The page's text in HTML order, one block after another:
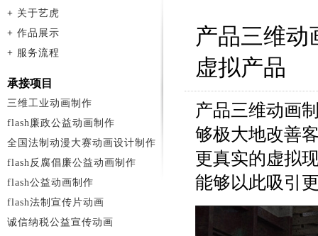
产品三维动
虚拟产品
产品三维动画
够极大地改善
更真实的虚拟
能够以此吸引
+ 关于艺虎
+ 作品展示
+ 服务流程
承接项目
三维工业动画制作
flash廉政公益动画制作
全国法制动漫大赛动画设计制作
flash反腐倡廉公益动画制作
flash公益动画制作
flash法制宣传片动画
诚信纳税公益宣传动画